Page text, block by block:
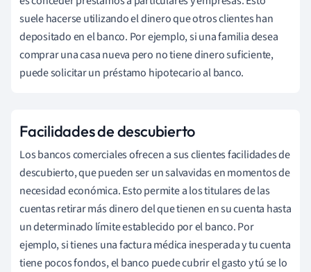
suele hacerse utilizando el dinero que otros clientes han
depositado en el banco. Por ejemplo, si una familia desea
comprar una casa nueva pero no tiene dinero suficiente,
puede solicitar un préstamo hipotecario al banco.
Facilidades de descubierto
Los bancos comerciales ofrecen a sus clientes facilidades de
descubierto, que pueden ser un salvavidas en momentos de
necesidad económica. Esto permite a los titulares de las
cuentas retirar más dinero del que tienen en su cuenta hasta
un determinado límite establecido por el banco. Por
ejemplo, si tienes una factura médica inesperada y tu cuenta
tiene pocos fondos, el banco puede cubrir el gasto y tú se lo